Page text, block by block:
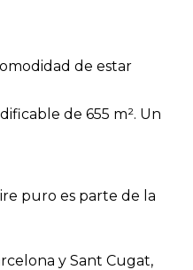
de estar
de 655 m². Un
puro es parte de la
y Sant Cugat,